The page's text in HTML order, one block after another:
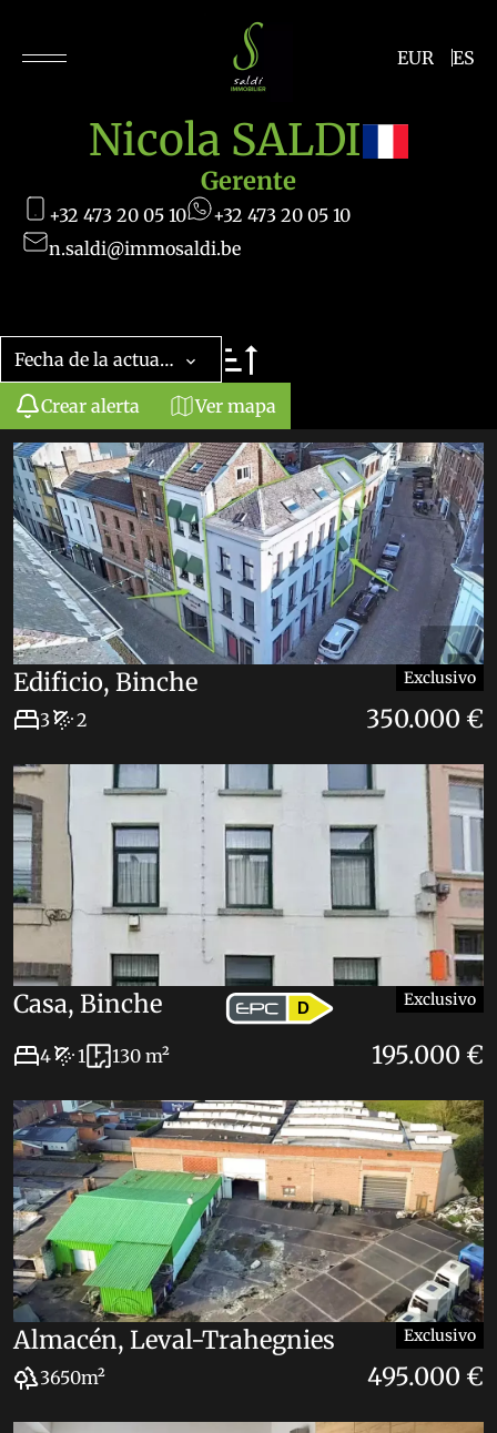
EUR ES
Nicola SALDI
Gerente
+32 473 20 05 10
+32 473 20 05 10
n.saldi@immosaldi.be
Fecha de la actualización
Crear alerta Ver mapa
Edificio, Binche Exclusivo
3 2 350.000 €
Casa, Binche D Exclusivo
4 1 130 m² 195.000 €
Almacén, Leval-Trahegnies Exclusivo
3650m² 495.000 €
6
+
−